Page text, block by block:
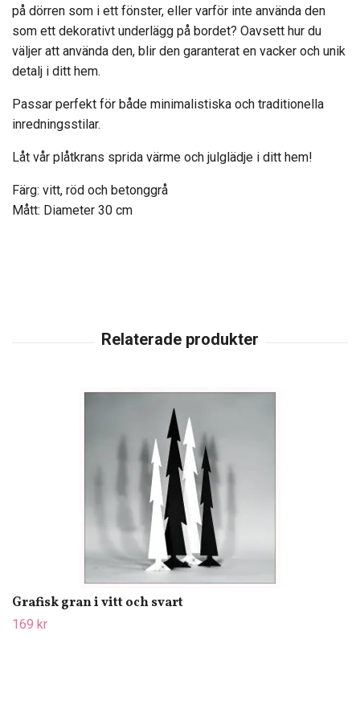
på dörren som i ett fönster, eller varför inte använda den
som ett dekorativt underlägg på bordet? Oavsett hur du
väljer att använda den, blir den garanterat en vacker och unik
detalj i ditt hem.
Passar perfekt för både minimalistiska och traditionella
inredningsstilar.
Låt vår plåtkrans sprida värme och julglädje i ditt hem!
Färg: vitt, röd och betonggrå
Mått: Diameter 30 cm
Grafisk gran i vitt och svart
169 kr